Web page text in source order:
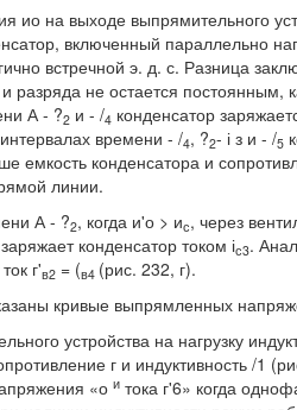
ио на выходе выпрямительного
включенный параллельно
встречной э. д. с. Разница
разряда не остается постоянным,
А - ?2 и - /4 конденсатор
времени - /4, ?2- і з и - /5
емкость конденсатора и
линии.
А - ?2, когда и'о > ис, через
конденсатор током іс3.
г'в2 = (в4 (рис. 232, г).
кривые выпрямленных
устройства на нагрузку
г и индуктивность /1
«о и тока г'6» когда